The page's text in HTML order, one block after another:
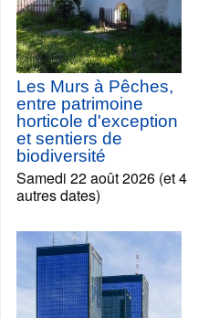
Les Murs à Pêches,
entre patrimoine
horticole d'exception
et sentiers de
biodiversité
Samedi 22 août 2026 (et 4
autres dates)